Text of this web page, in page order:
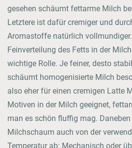
gesehen schäumt fettarme Milch
Letztere ist dafür cremiger und
Aromastoffe natürlich
Feinverteilung des Fetts in der
wichtige Rolle. Je feiner, desto
schäumt homogenisierte Milch
also eher für einen cremigen Latte
Motiven in der Milch geeignet,
man es schön fluffig mag.
Milchschaum auch von der
Temperatur ab: Mechanisch oder